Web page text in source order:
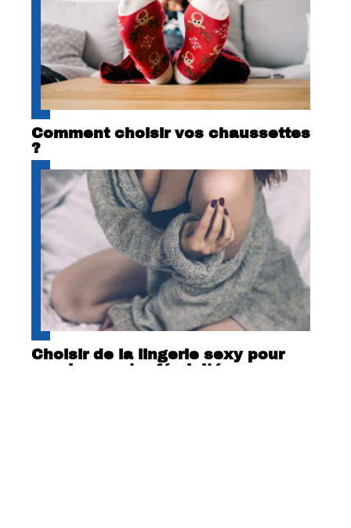
Comment choisir vos chaussettes
?
Choisir de la lingerie sexy pour
exprimer votre féminité